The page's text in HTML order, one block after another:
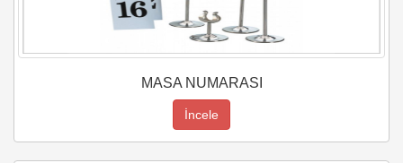
MASA NUMARASI
İncele